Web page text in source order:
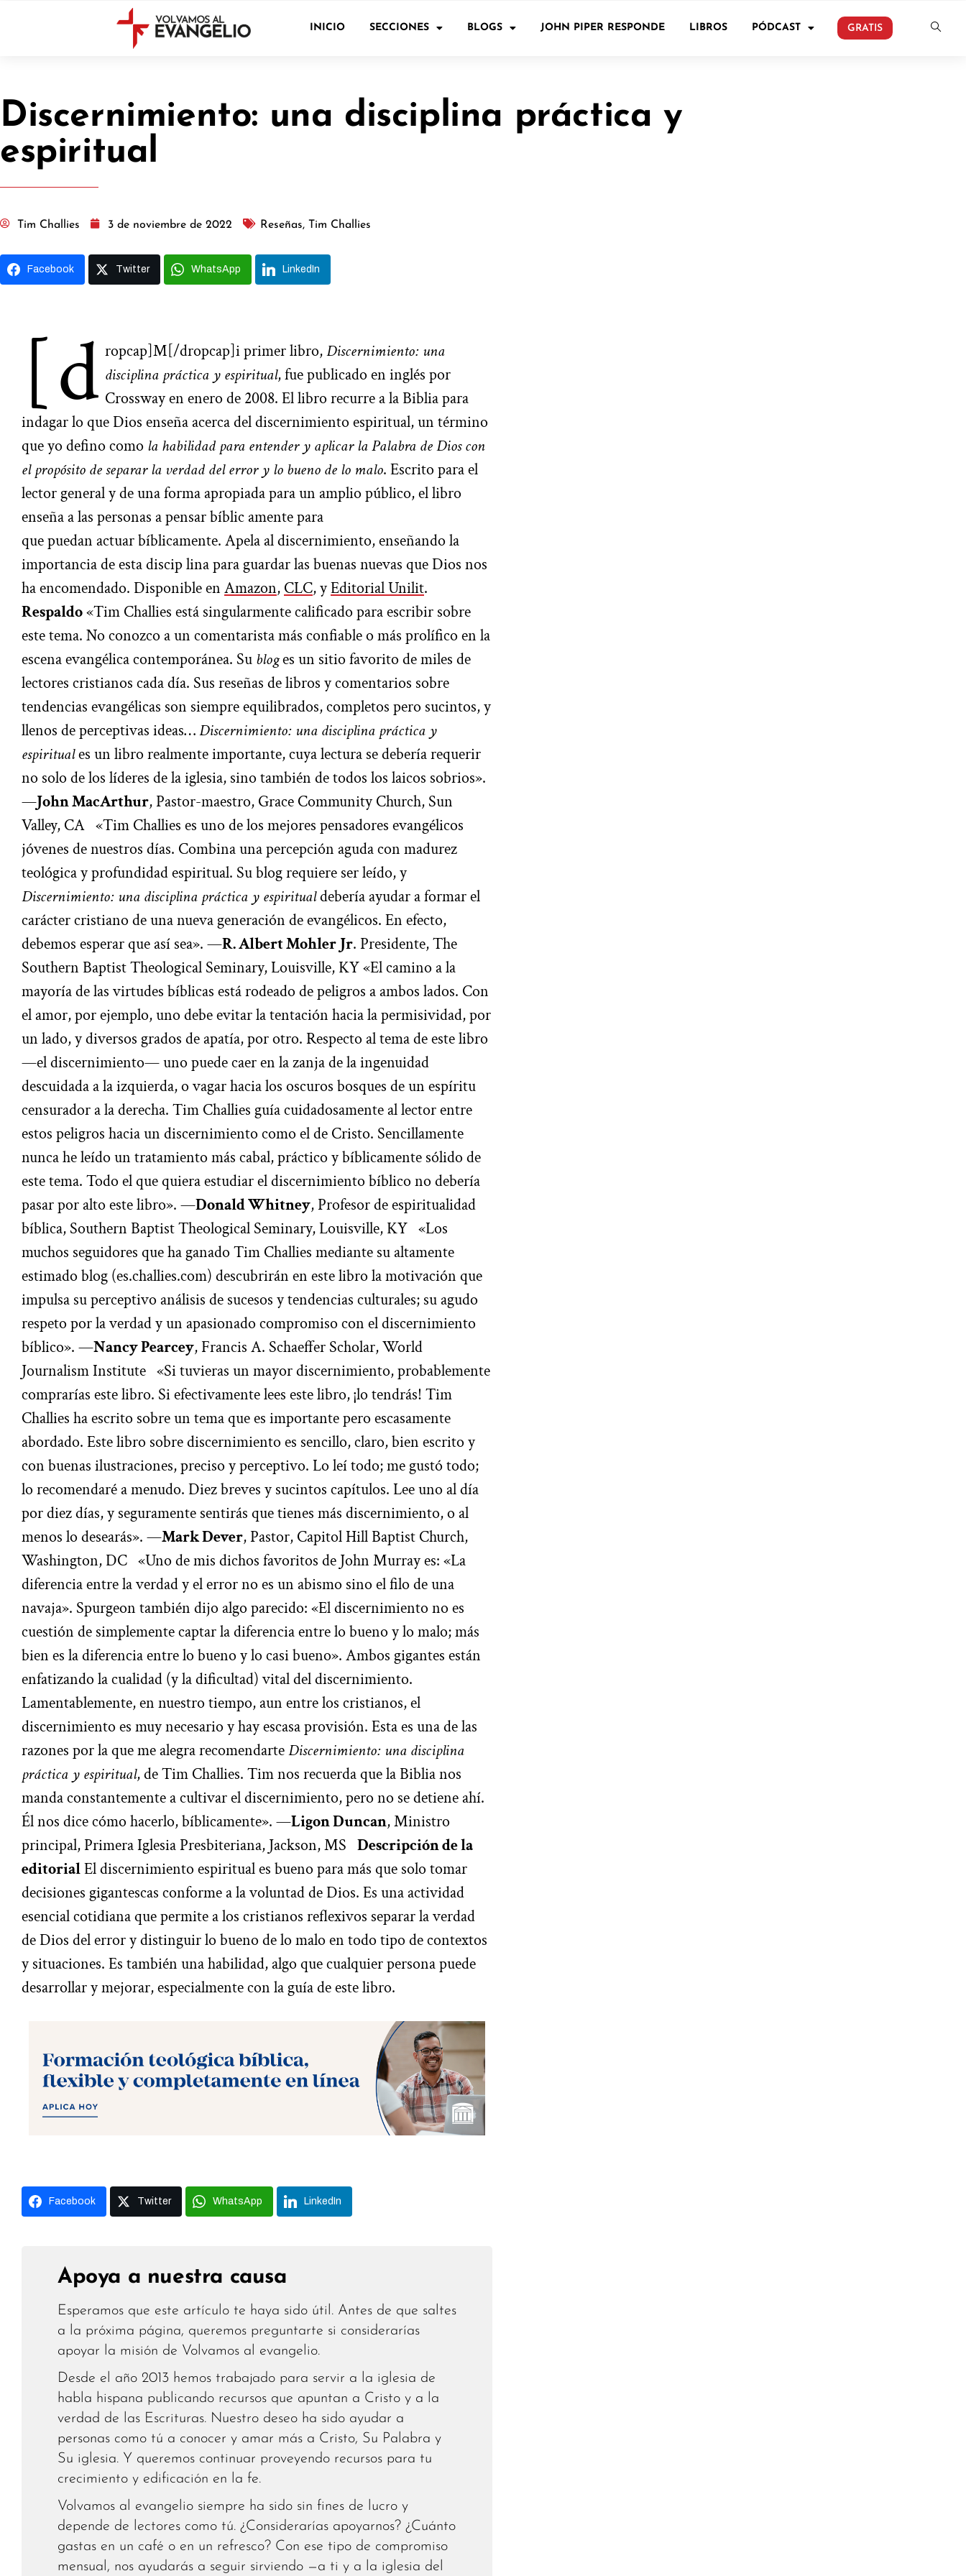
INICIO SECCIONES BLOGS JOHN PIPER RESPONDE LIBROS PÓDCAST GRATIS
Discernimiento: una disciplina práctica y
espiritual
Tim Challies 3 de noviembre de 2022 Reseñas, Tim Challies
Facebook Twitter WhatsApp LinkedIn
[d ropcap]M[/dropcap]i primer libro,Discernimiento: una
disciplina práctica y espiritual, fue publicado en inglés por
Crossway en enero de 2008. El libro recurre a la Biblia para
indagar lo que Dios enseña acerca del discernimiento espiritual, un término
que yo defino como la habilidad para entender y aplicar la Palabra de Dios con
el propósito de separar la verdad del error y lo bueno de lo malo. Escrito para el
lector general y de una forma apropiada para un amplio público, el libro
enseña a las personas a pensar bíblicamente para
que puedan actuar bíblicamente. Apela al discernimiento, enseñando la
importancia de esta discip lina para guardar las buenas nuevas que Dios nos
ha encomendado. Disponible en Amazon, CLC, yEditorial Unilit.
Respaldo«Tim Challies está singularmente calificado para escribir sobre
este tema. No conozco a un comentarista más confiable o más prolífico en la
escena evangélica contemporánea. Su bloges un sitio favorito de miles de
lectores cristianos cada día. Sus reseñas de libros y comentarios sobre
tendencias evangélicas son siempre equilibrados, completos pero sucintos, y
llenos de perceptivas ideas…Discernimiento: una disciplina práctica y
espirituales un libro realmente importante, cuya lectura se debería requerir
no solo de los líderes de la iglesia, sino también de todos los laicos sobrios».
—John MacArthur, Pastor-maestro, Grace Community Church, Sun
Valley, CA «Tim Challies es uno de los mejores pensadores evangélicos
jóvenes de nuestros días. Combina una percepción aguda con madurez
teológica y profundidad espiritual. Su blog requiere ser leído, y
Discernimiento: una disciplina práctica y espiritualdebería ayudar a formar el
carácter cristiano de una nueva generación de evangélicos. En efecto,
debemos esperar que así sea». —R. Albert Mohler Jr. Presidente, The
Southern Baptist Theological Seminary, Louisville, KY «El camino a la
mayoría de las virtudes bíblicas está rodeado de peligros a ambos lados. Con
el amor, por ejemplo, uno debe evitar la tentación hacia la permisividad, por
un lado, y diversos grados de apatía, por otro. Respecto al tema de este libro
—el discernimiento— uno puede caer en la zanja de la ingenuidad
descuidada a la izquierda, o vagar hacia los oscuros bosques de un espíritu
censurador a la derecha. Tim Challies guía cuidadosamente al lector entre
estos peligros hacia un discernimiento como el de Cristo. Sencillamente
nunca he leído un tratamiento más cabal, práctico y bíblicamente sólido de
este tema. Todo el que quiera estudiar el discernimiento bíblico no debería
pasar por alto este libro». —Donald Whitney, Profesor de espiritualidad
bíblica, Southern Baptist Theological Seminary, Louisville, KY «Los
muchos seguidores que ha ganado Tim Challies mediante su altamente
estimado blog (es.challies.com) descubrirán en este libro la motivación que
impulsa su perceptivo análisis de sucesos y tendencias culturales; su agudo
respeto por la verdad y un apasionado compromiso con el discernimiento
bíblico». —Nancy Pearcey, Francis A. Schaeffer Scholar, World
Journalism Institute «Si tuvieras un mayor discernimiento, probablemente
comprarías este libro. Si efectivamente lees este libro, ¡lo tendrás! Tim
Challies ha escrito sobre un tema que es importante pero escasamente
abordado. Este libro sobre discernimiento es sencillo, claro, bien escrito y
con buenas ilustraciones, preciso y perceptivo. Lo leí todo; me gustó todo;
lo recomendaré a menudo. Diez breves y sucintos capítulos. Lee uno al día
por diez días, y seguramente sentirás que tienes más discernimiento, o al
menos lo desearás». —Mark Dever, Pastor, Capitol Hill Baptist Church,
Washington, DC «Uno de mis dichos favoritos de John Murray es: «La
diferencia entre la verdad y el error no es un abismo sino el filo de una
navaja». Spurgeon también dijo algo parecido: «El discernimiento no es
cuestión de simplemente captar la diferencia entre lo bueno y lo malo; más
bien es la diferencia entre lo bueno y lo casi bueno». Ambos gigantes están
enfatizando la cualidad (y la dificultad) vital del discernimiento.
Lamentablemente, en nuestro tiempo, aun entre los cristianos, el
discernimiento es muy necesario y hay escasa provisión. Esta es una de las
razones por la que me alegra recomendarteDiscernimiento: una disciplina
práctica y espiritual, de Tim Challies. Tim nos recuerda que la Biblia nos
manda constantemente a cultivar el discernimiento, pero no se detiene ahí.
Él nos dice cómo hacerlo, bíblicamente». —Ligon Duncan, Ministro
principal, Primera Iglesia Presbiteriana, Jackson, MS Descripción de la
editorialEl discernimiento espiritual es bueno para más que solo tomar
decisiones gigantescas conforme a la voluntad de Dios. Es una actividad
esencial cotidiana que permite a los cristianos reflexivos separar la verdad
de Dios del error y distinguir lo bueno de lo malo en todo tipo de contextos
y situaciones. Es también una habilidad, algo que cualquier persona puede
desarrollar y mejorar, especialmente con la guía de este libro.
Facebook Twitter WhatsApp LinkedIn
Apoya a nuestra causa
Esperamos que este artículo te haya sido útil. Antes de que saltes
a la próxima página, queremos preguntarte si considerarías
apoyar la misión de Volvamos al evangelio.
Desde el año 2013 hemos trabajado para servir a la iglesia de
habla hispana publicando recursos que apuntan a Cristo y a la
verdad de las Escrituras. Nuestro deseo ha sido ayudar a
personas como tú a conocer y amar más a Cristo, Su Palabra y
Su iglesia. Y queremos continuar proveyendo recursos para tu
crecimiento y edificación en la fe.
Volvamos al evangelio siempre ha sido sin fines de lucro y
depende de lectores como tú. ¿Considerarías apoyarnos? ¿Cuánto
gastas en un café o en un refresco? Con ese tipo de compromiso
mensual, nos ayudarás a seguir sirviendo —a ti y a la iglesia del